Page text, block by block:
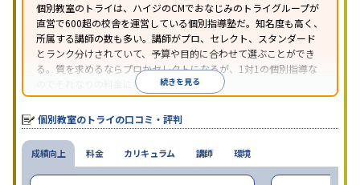
個別教室のトライは、ハイジのCMでおなじみのトライグループが
直営で600超の校舎を運営している個別指導塾だ。知名度も高く、
所属する講師の数も多い。講師がプロ、セレクト、スタンダード
とランク分けされていて、予算や目的に合わせて選ぶことができ
る。質を求めるならプロかセレクトになるが、1対1の個別指導な
のでそれなりの料金になる。続きを見る
個別教室のトライの口コミ・評判
成績向上 料金 カリキュラム 講師 環境